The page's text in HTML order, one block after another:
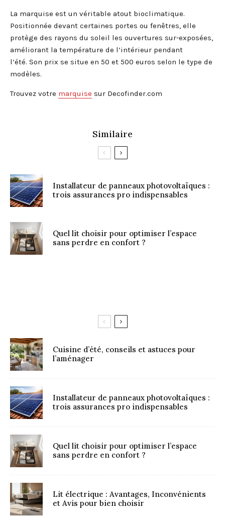
La marquise est un véritable atout bioclimatique.
Positionnée devant certaines portes ou fenêtres, elle
protège des rayons du soleil les ouvertures sur-exposées,
améliorant la température de l’intérieur pendant
l’été. Son prix se situe en 50 et 500 euros selon le type de
modèles.
Trouvez votre marquise sur Decofinder.com
Similaire
Installateur de panneaux photovoltaïques :
trois assurances pro indispensables
Quel lit choisir pour optimiser l’espace
sans perdre en confort ?
Cuisine d’été, conseils et astuces pour
l’aménager
Installateur de panneaux photovoltaïques :
trois assurances pro indispensables
Quel lit choisir pour optimiser l’espace
sans perdre en confort ?
Lit électrique : Avantages, Inconvénients
et Avis pour bien choisir